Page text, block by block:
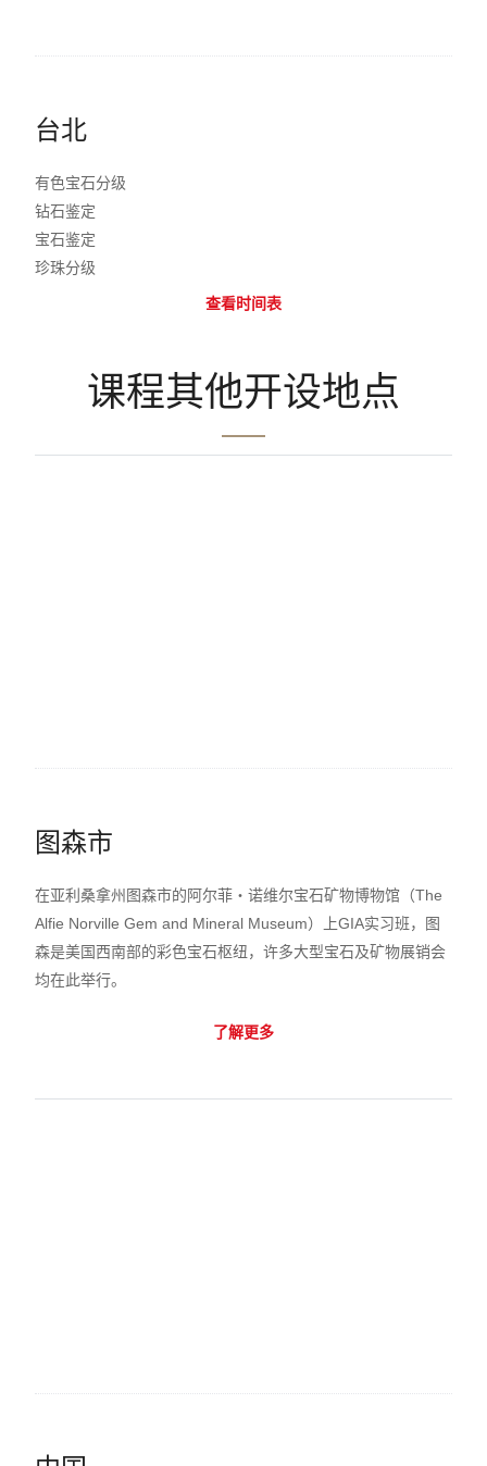
台北
有色宝石分级
钻石鉴定
宝石鉴定
珍珠分级
查看时间表
课程其他开设地点
图森市
在亚利桑拿州图森市的阿尔菲‧诺维尔宝石矿物博物馆（The
Alfie Norville Gem and Mineral Museum）上GIA实习班，图
森是美国西南部的彩色宝石枢纽，许多大型宝石及矿物展销会
均在此举行。
了解更多